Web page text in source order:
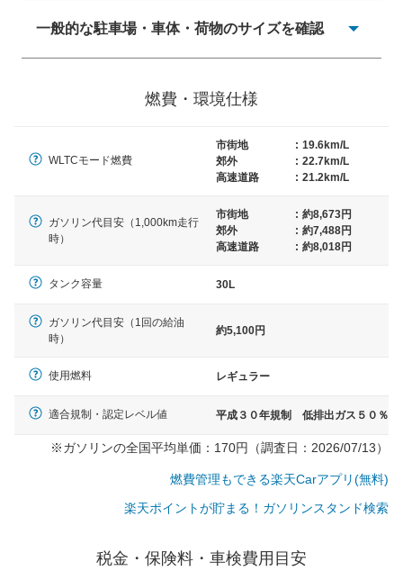
一般的な駐車場・車体・荷物のサイズを確認
× 長さ 5,000mm 車路幅 5,000mmというサイズが標準値
燃費・環境仕様
WLTCモード燃費
市街地 : 19.6km/L
郊外
: 22.7km/L
高速道路
: 21.2km/L
ガソリン代目安（1,000km走行
時）
市街地 : 約8,673円
郊外
: 約7,488円
高速道路
: 約8,018円
タンク容量 30L
ガソリン代目安（1回の給油
時）
約5,100円
使用燃料 レギュラー
適合規制・認定レベル値 平成３０年規制 低排出ガス５０％
※ガソリンの全国平均単価：170円（調査日：2026/07/13）
燃費管理もできる楽天Carアプリ(無料)
楽天ポイントが貯まる！ガソリンスタンド検索
税金・保険料・車検費用目安